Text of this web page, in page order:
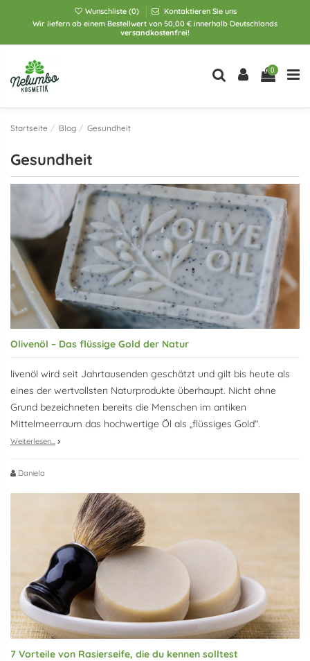
Wir liefern ab einem Bestellwert von 50,00 € innerhalb Deutschlands
versandkostenfrei!
Wunschliste (0) Kontaktieren Sie uns
0
Startseite Blog Gesundheit
Gesundheit
Olivenöl – Das flüssige Gold der Natur
livenöl wird seit Jahrtausenden geschätzt und gilt bis heute als
eines der wertvollsten Naturprodukte überhaupt. Nicht ohne
Grund bezeichneten bereits die Menschen im antiken
Mittelmeerraum das hochwertige Öl als „flüssiges Gold".
Weiterlesen...
Daniela
7 Vorteile von Rasierseife, die du kennen solltest